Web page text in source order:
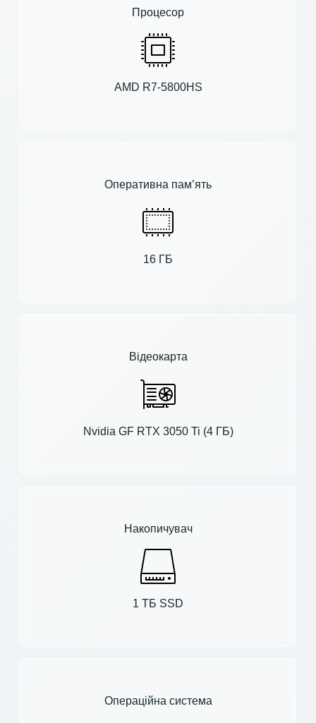
Процесор
AMD R7-5800HS
Оперативна пам’ять
16 ГБ
Відеокарта
Nvidia GF RTX 3050 Ti (4 ГБ)
Накопичувач
1 ТБ SSD
Операційна система